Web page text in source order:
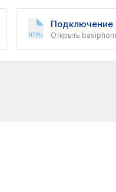
Подключение
Открыть